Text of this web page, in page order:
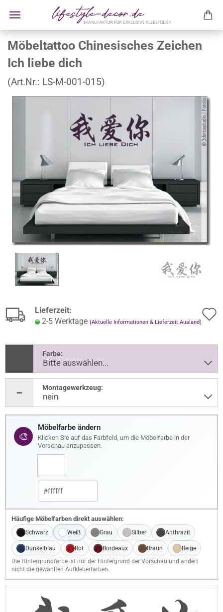
Möbeltattoo Chinesisches Zeichen
Ich liebe dich
(Art.Nr.: LS-M-001-015)
Lieferzeit:
2-5 Werktage (Aktuelle Informationen & Lieferzeit Ausland)
Farbe:
Montagewerkzeug:
🎨
Möbelfarbe ändern
Klicken Sie auf das Farbfeld, um die Möbelfarbe in der
Vorschau anzupassen.
Häufige Möbelfarben direkt auswählen:
Schwarz Weiß Grau Silber Anthrazit
Dunkelblau Rot Bordeaux Braun
Beige
Die Hintergrundfarbe ist nur der Hintergrund der Vorschau und ändert
nicht die gewählten Aufkleberfarben.